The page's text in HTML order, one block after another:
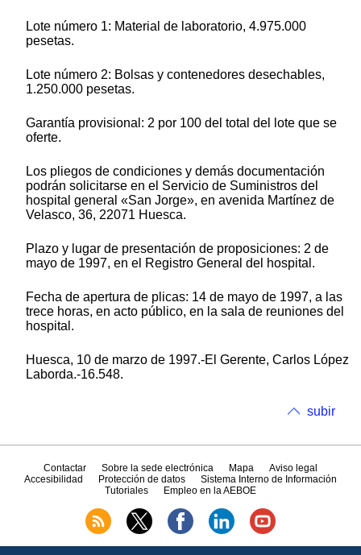
Lote número 1: Material de laboratorio, 4.975.000
pesetas.
Lote número 2: Bolsas y contenedores desechables,
1.250.000 pesetas.
Garantía provisional: 2 por 100 del total del lote que se
oferte.
Los pliegos de condiciones y demás documentación
podrán solicitarse en el Servicio de Suministros del
hospital general «San Jorge», en avenida Martínez de
Velasco, 36, 22071 Huesca.
Plazo y lugar de presentación de proposiciones: 2 de
mayo de 1997, en el Registro General del hospital.
Fecha de apertura de plicas: 14 de mayo de 1997, a las
trece horas, en acto público, en la sala de reuniones del
hospital.
Huesca, 10 de marzo de 1997.-El Gerente, Carlos López
Laborda.-16.548.
subir
Contactar Sobre la sede electrónica Mapa
Aviso legal
Accesibilidad
Protección de datos
Sistema Interno de Información
Tutoriales
Empleo en la AEBOE